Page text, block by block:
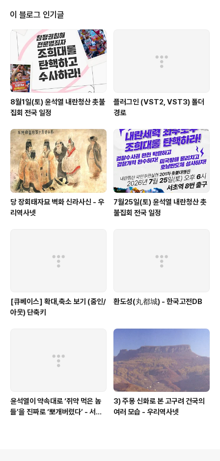
이 블로그 인기글
8월1일(토) 윤석열 내란청산 촛불
집회 전국 일정
플러그인 (VST2, VST3) 폴더
경로
당 장회태자묘 벽화 신라사신 - 우
리역사넷
7월25일(토) 윤석열 내란청산 촛
불집회 전국 일정
[큐베이스] 확대,축소 보기 (줌인/
아웃) 단축키
환도성(丸都城) - 한국고전DB
윤석열이 약속대로 ‘쥐약 먹은 놈
들’을 진짜로 ‘뽀개버렸다’ - 서울
3) 주몽 신화로 본 고구려 건국의
여러 모습 - 우리역사넷